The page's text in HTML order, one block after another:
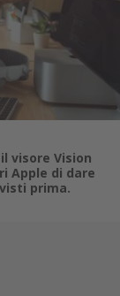
visore Vision
Apple di dare
prima.